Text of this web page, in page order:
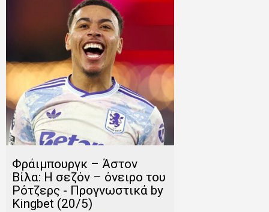
Φράιμπουργκ – Άστον
Βίλα: Η σεζόν – όνειρο του
Ρότζερς - Προγνωστικά by
Kingbet (20/5)